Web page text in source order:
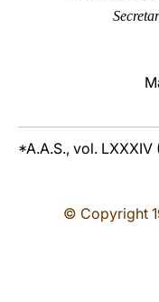
*A.A.S., vol.
© Copyright